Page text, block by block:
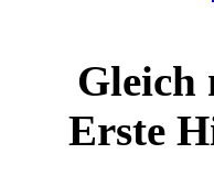
Gleich
Erste